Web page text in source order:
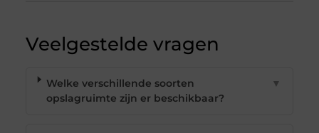
Veelgestelde vragen
Welke verschillende soorten
opslagruimte zijn er beschikbaar?
▼